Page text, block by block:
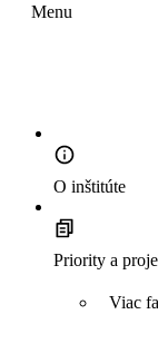
Menu
O inštitúte
Priority a
Viac